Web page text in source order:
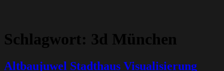
Schlagwort: 3d München
Altbaujuwel Stadthaus Visualisierung